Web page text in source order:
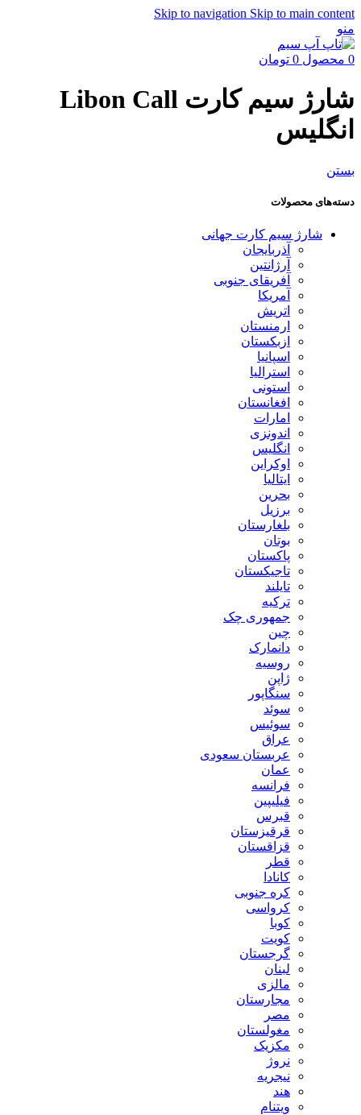
Skip to navigation Skip to main content
منو
0 محصول 0 تومان
شارژ سیم کارت Libon Call
انگلیس
بستن
دسته‌های محصولات
شارژ سیم کارت جهانی
آذربایجان
آرژانتین
آفریقای جنوبی
آمریکا
اتریش
ارمنستان
ازبکستان
اسپانیا
استرالیا
استونی
افغانستان
امارات
اندونزی
انگلیس
اوکراین
ایتالیا
بحرین
برزیل
بلغارستان
بوتان
پاکستان
تاجیکستان
تایلند
ترکیه
جمهوری چک
چین
دانمارک
روسیه
ژاپن
سنگاپور
سوئد
سوئیس
عراق
عربستان سعودی
عمان
فرانسه
فیلیپین
قبرس
قرقیزستان
قزاقستان
قطر
کانادا
کره جنوبی
کرواسی
کوبا
کویت
گرجستان
لبنان
مالزی
مجارستان
مصر
مغولستان
مکزیک
نروژ
نیجریه
هند
ویتنام